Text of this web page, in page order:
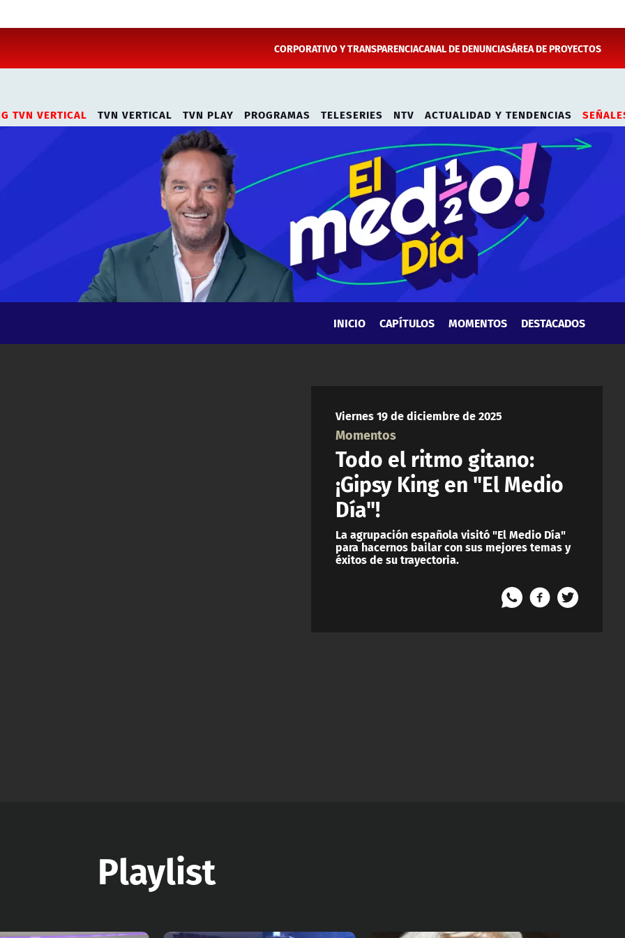
CORPORATIVO Y TRANSPARENCIACANAL DE DENUNCIASÁREA DE PROYECTOS
TVN VERTICAL TVN VERTICAL TVN PLAY PROGRAMAS TELESERIES NTV ACTUALIDAD Y TENDENCIAS
INICIO CAPÍTULOS MOMENTOS DESTACADOS
Viernes 19 de diciembre de 2025
Momentos
Todo el ritmo gitano:
¡Gipsy King en "El Medio
Día"!
La agrupación española visitó "El Medio Día"
para hacernos bailar con sus mejores temas y
éxitos de su trayectoria.
Playlist